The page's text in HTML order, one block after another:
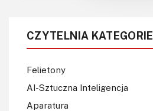
CZYTELNIA KATEGORIE
Felietony
AI-Sztuczna Inteligencja
Aparatura